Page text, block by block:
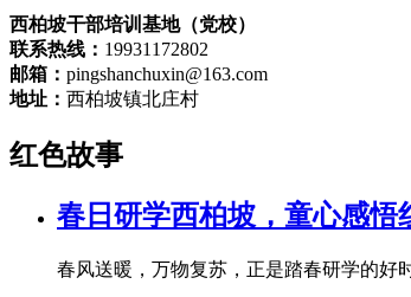
西柏坡干部培训基地（党校）
联系热线： 19931172802
邮箱： pingshanchuxin@163.com
地址： 西柏坡镇北庄村
红色故事
春日研学西柏坡，童心感悟
春风送暖，万物复苏，正是踏春研学的好